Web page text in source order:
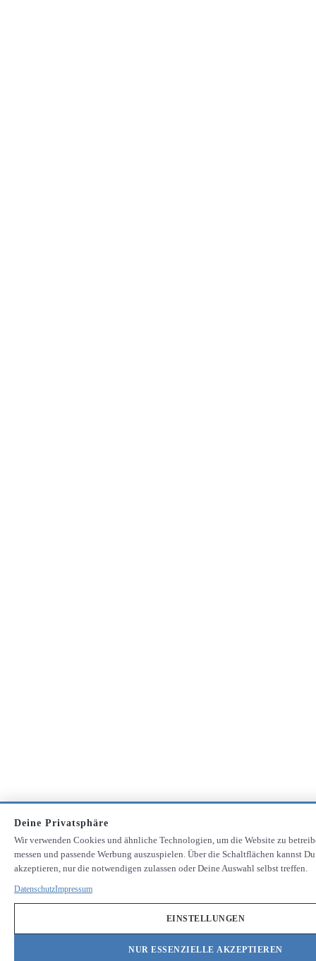
Deine Privatsphäre
Wir verwenden Cookies und ähnliche Technologien, um die Website zu
messen und passende Werbung auszuspielen. Über die Schaltflächen kannst
akzeptieren, nur die notwendigen zulassen oder Deine Auswahl selbst treffen.
DatenschutzImpressum
EINSTELLUNGEN
NUR ESSENZIELLE AKZEPTIEREN